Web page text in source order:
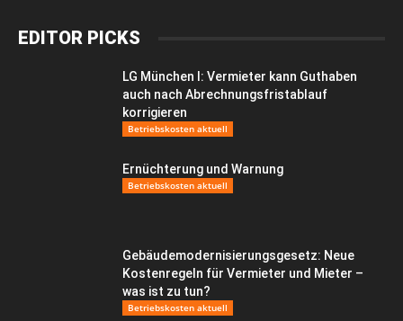
EDITOR PICKS
LG München I: Vermieter kann Guthaben
auch nach Abrechnungsfristablauf
korrigieren
Betriebskosten aktuell
Ernüchterung und Warnung
Betriebskosten aktuell
Gebäudemodernisierungsgesetz: Neue
Kostenregeln für Vermieter und Mieter –
was ist zu tun?
Betriebskosten aktuell